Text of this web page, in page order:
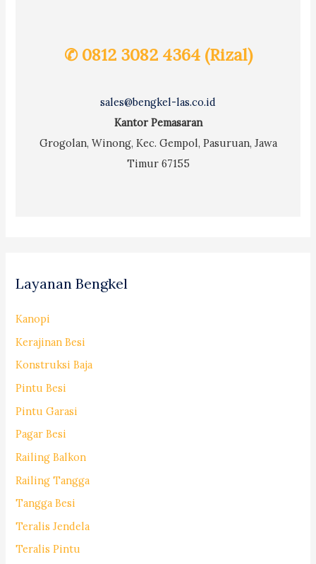
✆ 0812 3082 4364 (Rizal)
sales@bengkel-las.co.id
Kantor Pemasaran
Grogolan, Winong, Kec. Gempol, Pasuruan, Jawa
Timur 67155
Layanan Bengkel
Kanopi
Kerajinan Besi
Konstruksi Baja
Pintu Besi
Pintu Garasi
Pagar Besi
Railing Balkon
Railing Tangga
Tangga Besi
Teralis Jendela
Teralis Pintu